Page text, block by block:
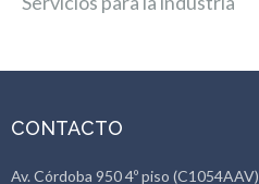
CONTACTO
Av. Córdoba 950 4º piso (C1054AAV)